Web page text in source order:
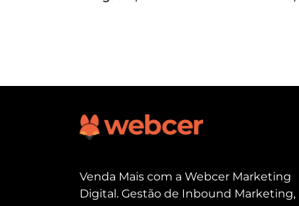
Venda Mais com a Webcer Marketing
Digital. Gestão de Inbound Marketing,